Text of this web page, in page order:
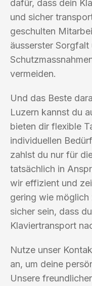
dafür, dass dein
und sicher
geschulten
äusserster
vermeiden.
Und das Beste
Luzern kannst du
bieten dir flexible
individuellen
zahlst du nur für
tatsächlich in
wir effizient und
gering wie möglich
sicher sein, dass
Klaviertransport
Nutze unser
an, um deine
Unsere